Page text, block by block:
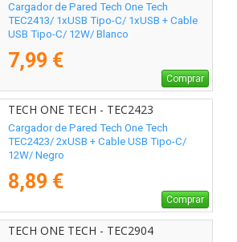
Cargador de Pared Tech One Tech
TEC2413/ 1xUSB Tipo-C/ 1xUSB + Cable
USB Tipo-C/ 12W/ Blanco
7,99 €
Comprar
TECH ONE TECH - TEC2423
Cargador de Pared Tech One Tech
TEC2423/ 2xUSB + Cable USB Tipo-C/
12W/ Negro
8,89 €
Comprar
TECH ONE TECH - TEC2904